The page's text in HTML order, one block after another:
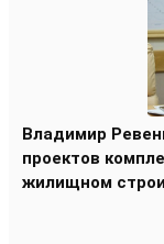
Владимир
проектов
жилищном